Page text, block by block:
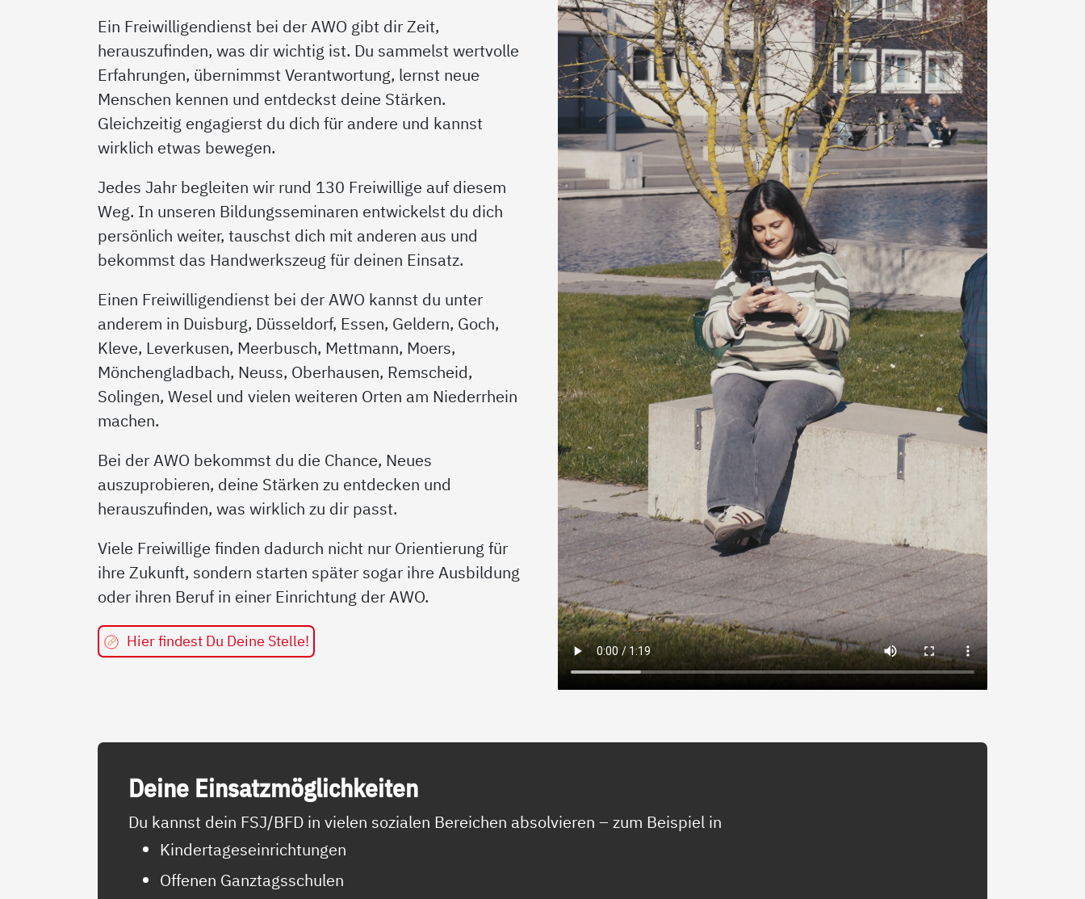
Ein Freiwilligendienst bei der AWO gibt dir Zeit,
herauszufinden, was dir wichtig ist. Du sammelst wertvolle
Erfahrungen, übernimmst Verantwortung, lernst neue
Menschen kennen und entdeckst deine Stärken.
Gleichzeitig engagierst du dich für andere und kannst
wirklich etwas bewegen.
Jedes Jahr begleiten wir rund 130 Freiwillige auf diesem
Weg. In unseren Bildungsseminaren entwickelst du dich
persönlich weiter, tauschst dich mit anderen aus und
bekommst das Handwerkszeug für deinen Einsatz.
Einen Freiwilligendienst bei der AWO kannst du unter
anderem in Duisburg, Düsseldorf, Essen, Geldern, Goch,
Kleve, Leverkusen, Meerbusch, Mettmann, Moers,
Mönchengladbach, Neuss, Oberhausen, Remscheid,
Solingen, Wesel und vielen weiteren Orten am Niederrhein
machen.
Bei der AWO bekommst du die Chance, Neues
auszuprobieren, deine Stärken zu entdecken und
herauszufinden, was wirklich zu dir passt.
Viele Freiwillige finden dadurch nicht nur Orientierung für
ihre Zukunft, sondern starten später sogar ihre Ausbildung
oder ihren Beruf in einer Einrichtung der AWO.
Hier findest Du Deine Stelle!
Dei­ne Ein­satz­mög­lich­kei­ten
Du kannst dein FSJ/BFD in vielen sozialen Bereichen absolvieren – zum Beispiel in
Kindertageseinrichtungen
Offenen Ganztagsschulen